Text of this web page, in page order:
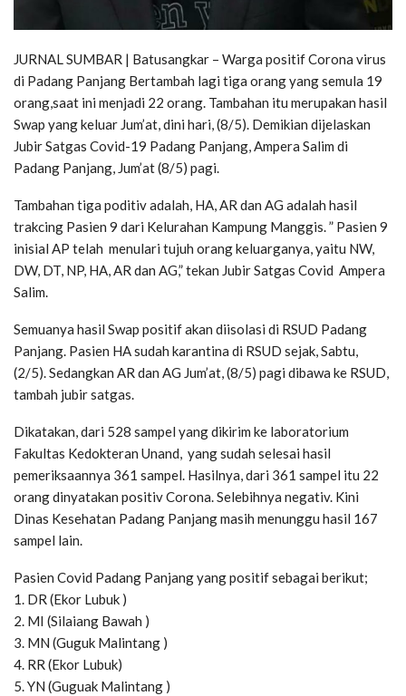
JURNAL SUMBAR | Batusangkar – Warga positif Corona virus
di Padang Panjang Bertambah lagi tiga orang yang semula 19
orang,saat ini menjadi 22 orang. Tambahan itu merupakan hasil
Swap yang keluar Jum’at, dini hari, (8/5). Demikian dijelaskan
Jubir Satgas Covid-19 Padang Panjang, Ampera Salim di
Padang Panjang, Jum’at (8/5) pagi.
Tambahan tiga poditiv adalah, HA, AR dan AG adalah hasil
trakcing Pasien 9 dari Kelurahan Kampung Manggis. ” Pasien 9
inisial AP telah menulari tujuh orang keluarganya, yaitu NW,
DW, DT, NP, HA, AR dan AG,” tekan Jubir Satgas Covid Ampera
Salim.
Semuanya hasil Swap positif akan diisolasi di RSUD Padang
Panjang. Pasien HA sudah karantina di RSUD sejak, Sabtu,
(2/5). Sedangkan AR dan AG Jum’at, (8/5) pagi dibawa ke RSUD,
tambah jubir satgas.
Dikatakan, dari 528 sampel yang dikirim ke laboratorium
Fakultas Kedokteran Unand, yang sudah selesai hasil
pemeriksaannya 361 sampel. Hasilnya, dari 361 sampel itu 22
orang dinyatakan positiv Corona. Selebihnya negativ. Kini
Dinas Kesehatan Padang Panjang masih menunggu hasil 167
sampel lain.
Pasien Covid Padang Panjang yang positif sebagai berikut;
1. DR (Ekor Lubuk )
2. MI (Silaiang Bawah )
3. MN (Guguk Malintang )
4. RR (Ekor Lubuk)
5. YN (Guguak Malintang )